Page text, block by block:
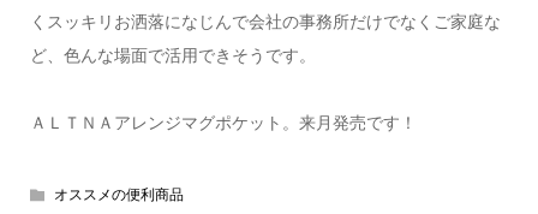
くスッキリお洒落になじんで会社の事務所だけでなくご家庭な
ど、色んな場面で活用できそうです。
ＡＬＴＮＡアレンジマグポケット。来月発売です！
オススメの便利商品